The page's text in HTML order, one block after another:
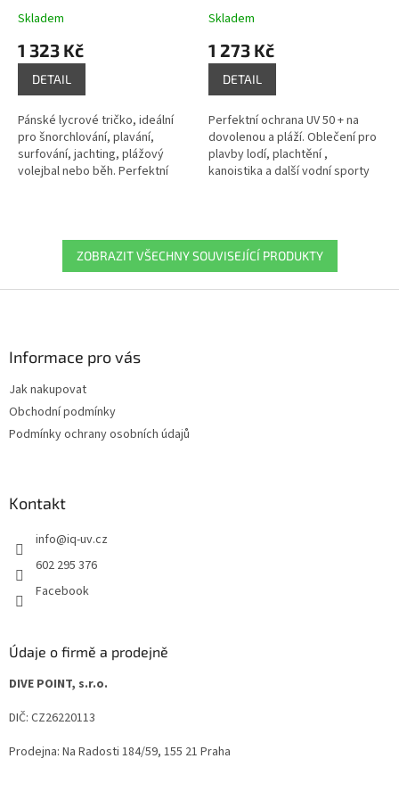
Skladem
1 323 Kč
DETAIL
Pánské lycrové tričko, ideální
pro šnorchlování, plavání,
surfování, jachting, plážový
volejbal nebo běh. Perfektní
Skladem
1 273 Kč
DETAIL
Perfektní ochrana UV 50 + na
dovolenou a pláží. Oblečení pro
plavby lodí, plachtění ,
kanoistika a další vodní sporty
ZOBRAZIT VŠECHNY SOUVISEJÍCÍ PRODUKTY
Informace pro vás
Jak nakupovat
Obchodní podmínky
Podmínky ochrany osobních údajů
Kontakt
info@iq-uv.cz
602 295 376
Facebook
Údaje o firmě a prodejně
DIVE POINT, s.r.o.
DIČ: CZ26220113
Prodejna: Na Radosti 184/59, 155 21 Praha